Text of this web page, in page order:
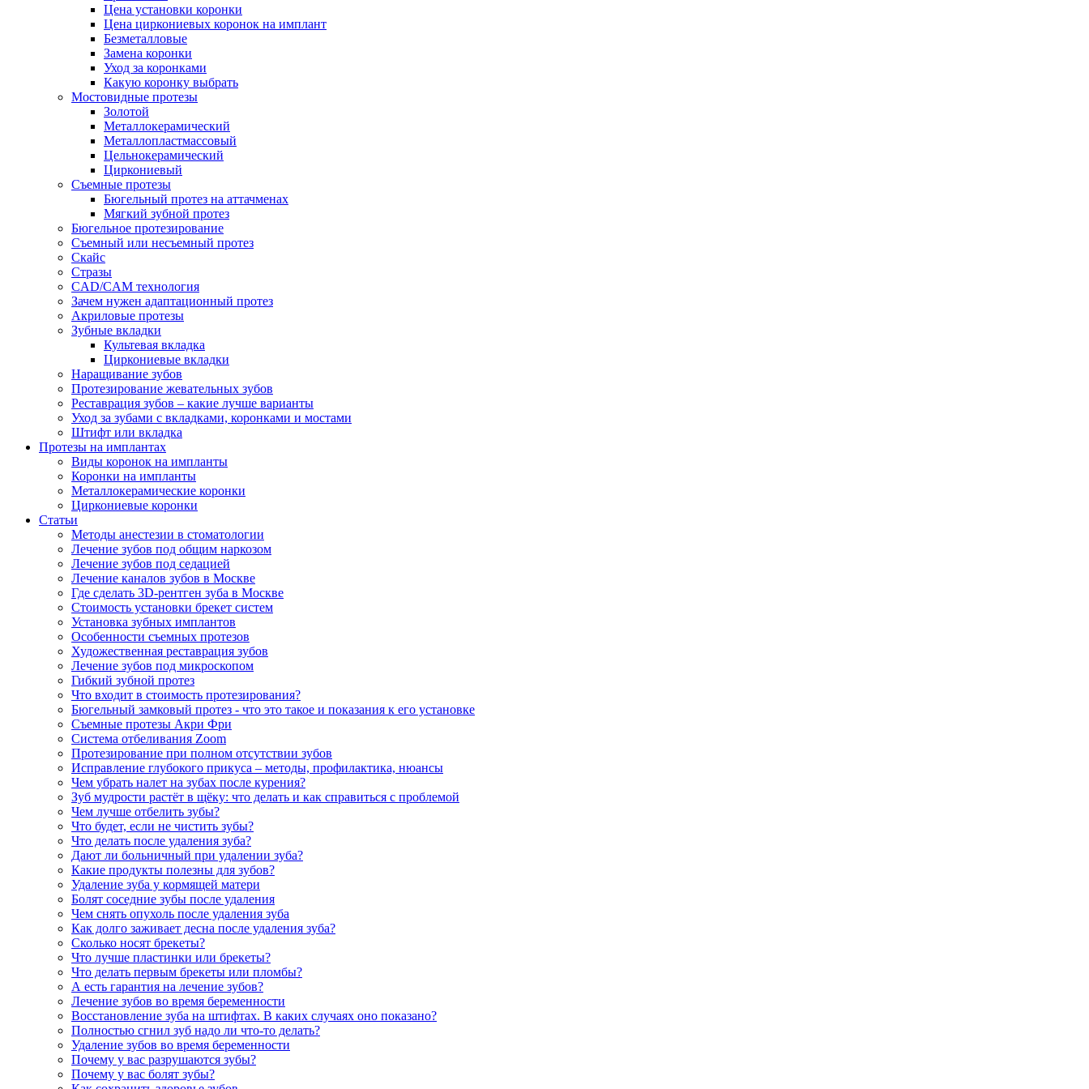
Цена установки коронки
Цена циркониевых коронок на имплант
Безметалловые
Замена коронки
Уход за коронками
Какую коронку выбрать
Мостовидные протезы
Золотой
Металлокерамический
Металлопластмассовый
Цельнокерамический
Циркониевый
Съемные протезы
Бюгельный протез на аттачменах
Мягкий зубной протез
Бюгельное протезирование
Съемный или несъемный протез
Скайс
Стразы
CAD/CAM технология
Зачем нужен адаптационный протез
Акриловые протезы
Зубные вкладки
Культевая вкладка
Циркониевые вкладки
Наращивание зубов
Протезирование жевательных зубов
Реставрация зубов – какие лучше варианты
Уход за зубами с вкладками, коронками и мостами
Штифт или вкладка
Протезы на имплантах
Виды коронок на импланты
Коронки на импланты
Металлокерамические коронки
Циркониевые коронки
Статьи
Методы анестезии в стоматологии
Лечение зубов под общим наркозом
Лечение зубов под седацией
Лечение каналов зубов в Москве
Где сделать 3D-рентген зуба в Москве
Стоимость установки брекет систем
Установка зубных имплантов
Особенности съемных протезов
Художественная реставрация зубов
Лечение зубов под микроскопом
Гибкий зубной протез
Что входит в стоимость протезирования?
Бюгельный замковый протез - что это такое и показания к его установке
Съемные протезы Акри Фри
Система отбеливания Zoom
Протезирование при полном отсутствии зубов
Исправление глубокого прикуса – методы, профилактика, нюансы
Чем убрать налет на зубах после курения?
Зуб мудрости растёт в щёку: что делать и как справиться с проблемой
Чем лучше отбелить зубы?
Что будет, если не чистить зубы?
Что делать после удаления зуба?
Дают ли больничный при удалении зуба?
Какие продукты полезны для зубов?
Удаление зуба у кормящей матери
Болят соседние зубы после удаления
Чем снять опухоль после удаления зуба
Как долго заживает десна после удаления зуба?
Сколько носят брекеты?
Что лучше пластинки или брекеты?
Что делать первым брекеты или пломбы?
А есть гарантия на лечение зубов?
Лечение зубов во время беременности
Восстановление зуба на штифтах. В каких случаях оно показано?
Полностью сгнил зуб надо ли что-то делать?
Удаление зубов во время беременности
Почему у вас разрушаются зубы?
Почему у вас болят зубы?